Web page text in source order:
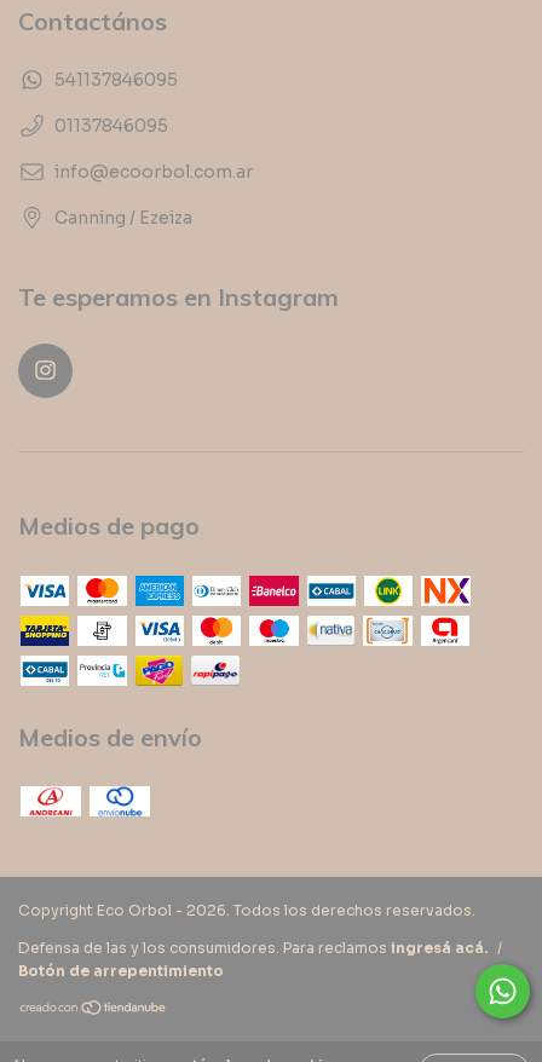
Contactános
541137846095
01137846095
info@ecoorbol.com.ar
Canning / Ezeiza
Te esperamos en Instagram
Medios de pago
Medios de envío
Copyright Eco Orbol - 2026. Todos los derechos reservados.
Defensa de las y los consumidores. Para reclamos ingresá acá. /
Botón de arrepentimiento